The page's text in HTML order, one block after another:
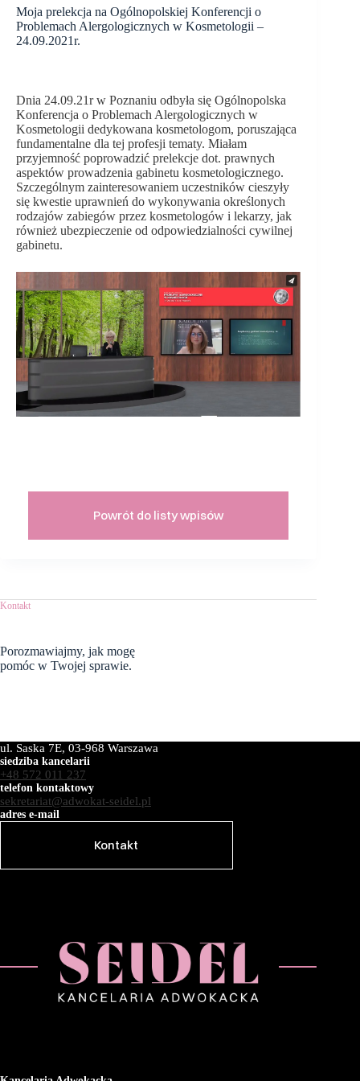
Moja prelekcja na Ogólnopolskiej Konferencji o
Problemach Alergologicznych w Kosmetologii –
24.09.2021r.
Dnia 24.09.21r w Poznaniu odbyła się Ogólnopolska
Konferencja o Problemach Alergologicznych w
Kosmetologii dedykowana kosmetologom, poruszająca
fundamentalne dla tej profesji tematy. Miałam
przyjemność poprowadzić prelekcje dot. prawnych
aspektów prowadzenia gabinetu kosmetologicznego.
Szczególnym zainteresowaniem uczestników cieszyły
się kwestie uprawnień do wykonywania określonych
rodzajów zabiegów przez kosmetologów i lekarzy, jak
również ubezpieczenie od odpowiedzialności cywilnej
gabinetu.
Powrót do listy wpisów
Kontakt
Porozmawiajmy, jak mogę
pomóc w Twojej sprawie.
ul. Saska 7E, 03-968 Warszawa
siedziba kancelarii
+48 572 011 237
telefon kontaktowy
sekretariat@adwokat-seidel.pl
adres e-mail
Kontakt